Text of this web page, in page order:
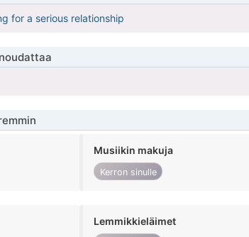
for a serious relationship
Musiikin makuja
Kerron sinulle
Lemmikkieläimet